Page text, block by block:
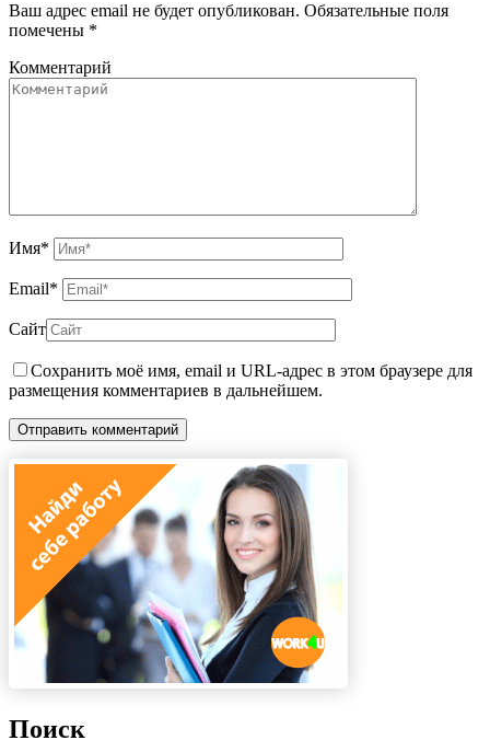
Ваш адрес email не будет опубликован. Обязательные поля
помечены *
Комментарий
Имя*
Email*
Сайт
Сохранить моё имя, email и URL-адрес в этом браузере для
размещения комментариев в дальнейшем.
Поиск